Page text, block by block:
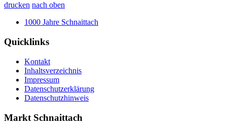
drucken nach oben
1000 Jahre Schnaittach
Quicklinks
Kontakt
Inhaltsverzeichnis
Impressum
Datenschutzerklärung
Datenschutzhinweis
Markt Schnaittach